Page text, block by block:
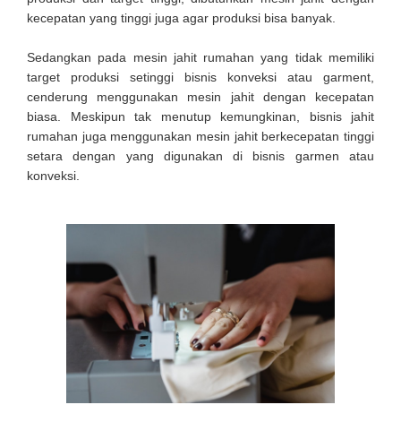
kecepatan yang tinggi juga agar produksi bisa banyak.
Sedangkan pada mesin jahit rumahan yang tidak memiliki
target produksi setinggi bisnis konveksi atau garment,
cenderung menggunakan mesin jahit dengan kecepatan
biasa. Meskipun tak menutup kemungkinan, bisnis jahit
rumahan juga menggunakan mesin jahit berkecepatan tinggi
setara dengan yang digunakan di bisnis garmen atau
konveksi.